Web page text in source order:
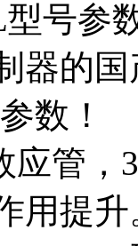
型号参
器的
数！
应管
用提升